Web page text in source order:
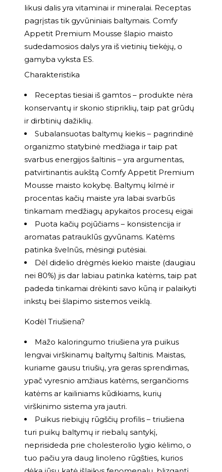
likusi dalis yra vitaminai ir mineralai. Receptas
pagrįstas tik gyvūniniais baltymais. Comfy
Appetit Premium Mousse šlapio maisto
sudedamosios dalys yra iš vietinių tiekėjų, o
gamyba vyksta ES.
Charakteristika
Receptas tiesiai iš gamtos – produkte nėra
konservantų ir skonio stipriklių, taip pat grūdų
ir dirbtinių dažiklių.
Subalansuotas baltymų kiekis – pagrindinė
organizmo statybinė medžiaga ir taip pat
svarbus energijos šaltinis – yra argumentas,
patvirtinantis aukštą Comfy Appetit Premium
Mousse maisto kokybę. Baltymų kilmė ir
procentas kačių maiste yra labai svarbūs
tinkamam medžiagų apykaitos procesų eigai
Puota kačių pojūčiams – konsistencija ir
aromatas patrauklūs gyvūnams. Katėms
patinka švelnūs, mėsingi putėsiai.
Dėl didelio drėgmės kiekio maiste (daugiau
nei 80%) jis dar labiau patinka katėms, taip pat
padeda tinkamai drėkinti savo kūną ir palaikyti
inkstų bei šlapimo sistemos veiklą.
Kodėl Triušiena?
Mažo kaloringumo triušiena yra puikus
lengvai virškinamų baltymų šaltinis. Maistas,
kuriame gausu triušių, yra geras sprendimas,
ypač vyresnio amžiaus katėms, sergančioms
katėms ar kailiniams kūdikiams, kurių
virškinimo sistema yra jautri.
Puikus riebiųjų rūgščių profilis – triušiena
turi puikų baltymų ir riebalų santykį,
neprisideda prie cholesterolio lygio kėlimo, o
tuo pačiu yra daug linoleno rūgšties, kurios